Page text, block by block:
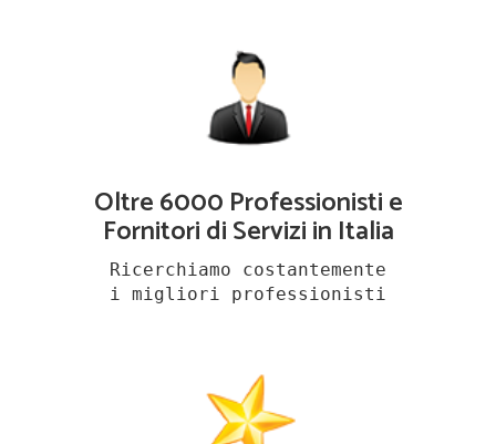
Oltre 6000 Professionisti e
Fornitori di Servizi in Italia
Ricerchiamo costantemente
i migliori professionisti